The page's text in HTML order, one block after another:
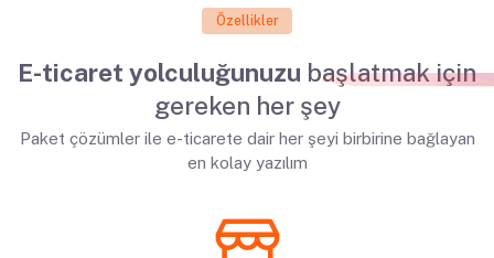
Özellikler
E-ticaret yolculuğunuzu başlatmak için
gereken her şey
Paket çözümler ile e-ticarete dair her şeyi birbirine bağlayan
en kolay yazılım